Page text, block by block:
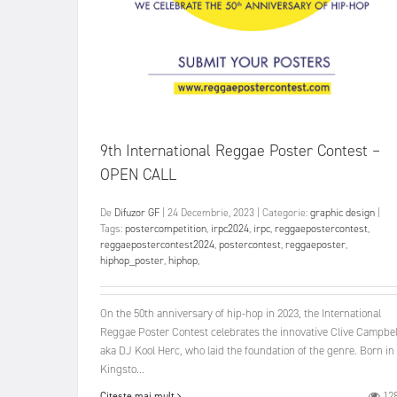
9th International Reggae Poster Contest –
OPEN CALL
De Difuzor GF 24 Decembrie, 2023 Categorie:graphic design
Tags:postercompetition, irpc2024, irpc,reggaepostercontest,
reggaepostercontest2024,postercontest,reggaeposter,
hiphop_poster,hiphop,
On the 50th anniversary of hip-hop in 2023, the International
Reggae Poster Contest celebrates the innovative Clive
aka DJ Kool Herc, who laid the foundation of the genre. Born in
Kingsto...